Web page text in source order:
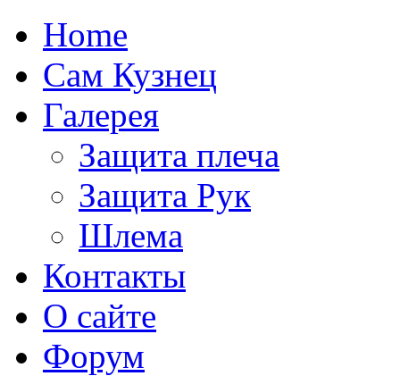
Home
Сам Кузнец
Галерея
Защита плеча
Защита Рук
Шлема
Контакты
О сайте
Форум